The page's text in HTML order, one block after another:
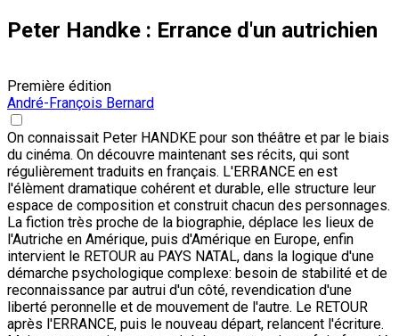
Peter Handke : Errance d'un autrichien
Première édition
André-François Bernard
On connaissait Peter HANDKE pour son théâtre et par le biais
du cinéma. On découvre maintenant ses récits, qui sont
régulièrement traduits en français. L'ERRANCE en est
l'élèment dramatique cohérent et durable, elle structure leur
espace de composition et construit chacun des personnages.
La fiction très proche de la biographie, déplace les lieux de
l'Autriche en Amérique, puis d'Amérique en Europe, enfin
intervient le RETOUR au PAYS NATAL, dans la logique d'une
démarche psychologique complexe: besoin de stabilité et de
reconnaissance par autrui d'un côté, revendication d'une
liberté peronnelle et de mouvement de l'autre. Le RETOUR
après l'ERRANCE, puis le nouveau départ, relancent l'écriture.